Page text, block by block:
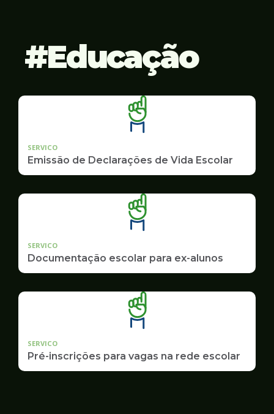
Educação
SERVICO
Emissão de Declarações de Vida Escolar
SERVICO
Documentação escolar para ex-alunos
SERVICO
Pré-inscrições para vagas na rede escolar